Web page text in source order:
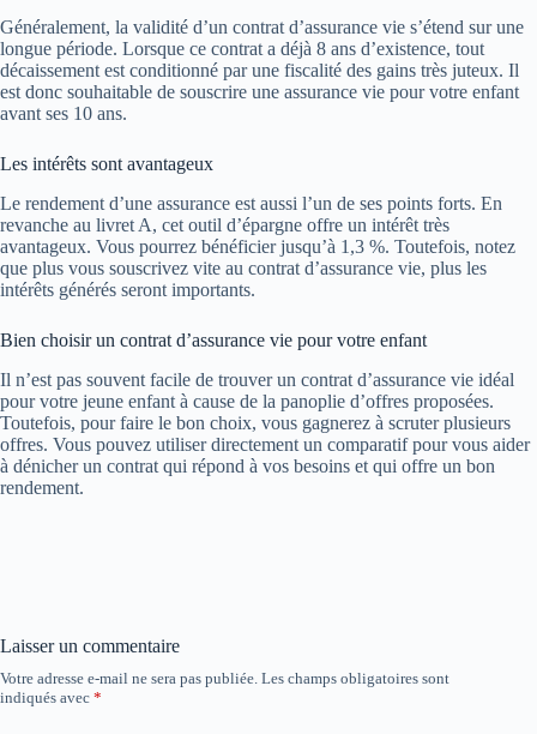
Généralement, la validité d’un contrat d’assurance vie s’étend sur une
longue période. Lorsque ce contrat a déjà 8 ans d’existence, tout
décaissement est conditionné par une fiscalité des gains très juteux. Il
est donc souhaitable de souscrire une assurance vie pour votre enfant
avant ses 10 ans.
Les intérêts sont avantageux
Le rendement d’une assurance est aussi l’un de ses points forts. En
revanche au livret A, cet outil d’épargne offre un intérêt très
avantageux. Vous pourrez bénéficier jusqu’à 1,3 %. Toutefois, notez
que plus vous souscrivez vite au contrat d’assurance vie, plus les
intérêts générés seront importants.
Bien choisir un contrat d’assurance vie pour votre enfant
Il n’est pas souvent facile de trouver un contrat d’assurance vie idéal
pour votre jeune enfant à cause de la panoplie d’offres proposées.
Toutefois, pour faire le bon choix, vous gagnerez à scruter plusieurs
offres. Vous pouvez utiliser directement un comparatif pour vous aider
à dénicher un contrat qui répond à vos besoins et qui offre un bon
rendement.
Laisser un commentaire
Votre adresse e-mail ne sera pas publiée. Les champs obligatoires sont
indiqués avec *